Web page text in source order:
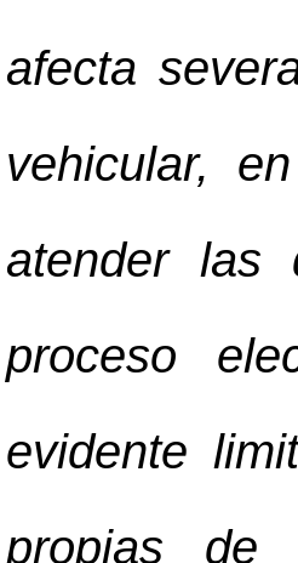
afecta
vehicular,
atender las
proceso
evidente
propias de